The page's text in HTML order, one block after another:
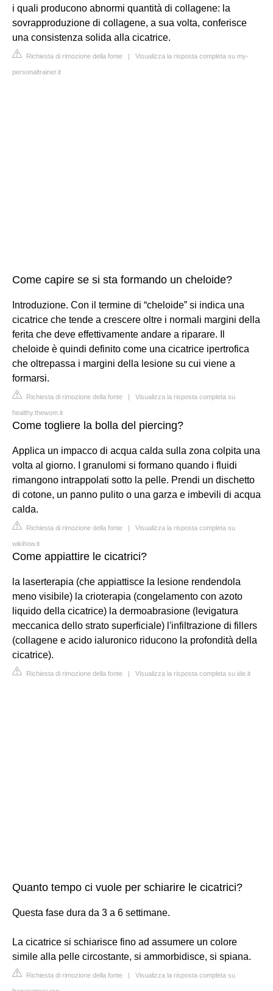
i quali producono abnormi quantità di collagene: la
sovrapproduzione di collagene, a sua volta, conferisce
una consistenza solida alla cicatrice.
Richiesta di rimozione della fonte | Visualizza la risposta completa su my-
personaltrainer.it
Come capire se si sta formando un cheloide?
Introduzione. Con il termine di “cheloide” si indica una
cicatrice che tende a crescere oltre i normali margini della
ferita che deve effettivamente andare a riparare. Il
cheloide è quindi definito come una cicatrice ipertrofica
che oltrepassa i margini della lesione su cui viene a
formarsi.
Richiesta di rimozione della fonte | Visualizza la risposta completa su
healthy.thewom.it
Come togliere la bolla del piercing?
Applica un impacco di acqua calda sulla zona colpita una
volta al giorno. I granulomi si formano quando i fluidi
rimangono intrappolati sotto la pelle. Prendi un dischetto
di cotone, un panno pulito o una garza e imbevili di acqua
calda.
Richiesta di rimozione della fonte | Visualizza la risposta completa su
wikihow.it
Come appiattire le cicatrici?
la laserterapia (che appiattisce la lesione rendendola
meno visibile) la crioterapia (congelamento con azoto
liquido della cicatrice) la dermoabrasione (levigatura
meccanica dello strato superficiale) l'infiltrazione di fillers
(collagene e acido ialuronico riducono la profondità della
cicatrice).
Richiesta di rimozione della fonte | Visualizza la risposta completa su ide.it
Quanto tempo ci vuole per schiarire le cicatrici?
Questa fase dura da 3 a 6 settimane.
La cicatrice si schiarisce fino ad assumere un colore
simile alla pelle circostante, si ammorbidisce, si spiana.
Richiesta di rimozione della fonte | Visualizza la risposta completa su